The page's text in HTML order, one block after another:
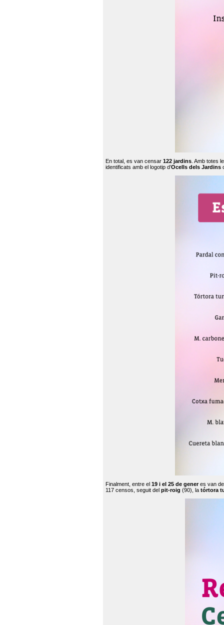
En total, es van censar 122 jardins . Amb totes
identificats amb el logotip d’Ocells dels Jardins
Finalment, entre el 19 i el 25 de generes van
117 censos, seguit del pit-roig (90), la tórtora